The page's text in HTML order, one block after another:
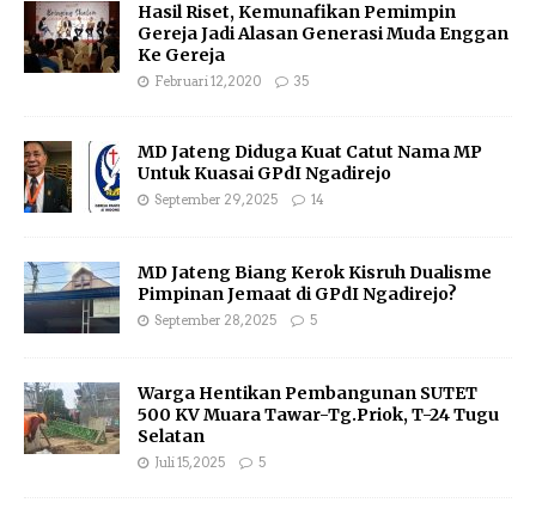
Hasil Riset, Kemunafikan Pemimpin
Gereja Jadi Alasan Generasi Muda Enggan
Ke Gereja
Februari 12, 2020 35
MD Jateng Diduga Kuat Catut Nama MP
Untuk Kuasai GPdI Ngadirejo
September 29, 2025 14
MD Jateng Biang Kerok Kisruh Dualisme
Pimpinan Jemaat di GPdI Ngadirejo?
September 28, 2025 5
Warga Hentikan Pembangunan SUTET
500 KV Muara Tawar-Tg.Priok, T-24 Tugu
Selatan
Juli 15, 2025 5